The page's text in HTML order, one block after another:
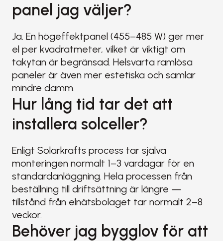
panel jag väljer?
Ja. En högeffektpanel (455–485 W) ger mer
el per kvadratmeter, vilket är viktigt om
takytan är begränsad. Helsvarta ramlösa
paneler är även mer estetiska och samlar
mindre damm.
Hur lång tid tar det att
installera solceller?
Enligt Solarkrafts process tar själva
monteringen normalt 1–3 vardagar för en
standardanläggning. Hela processen från
beställning till driftsättning är längre —
tillstånd från elnätsbolaget tar normalt 2–8
veckor.
Behöver jag bygglov för att